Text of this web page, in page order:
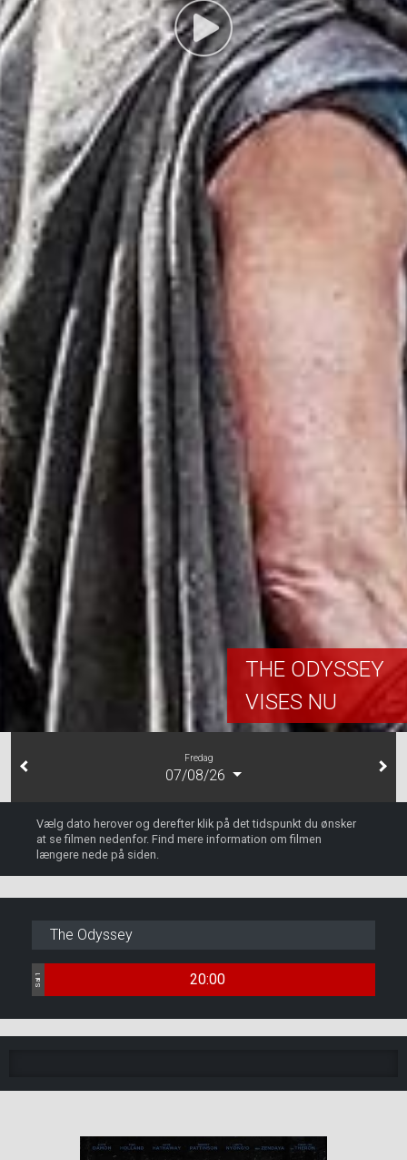
THE ODYSSEY
VISES NU
Fredag
07/08/26
Vælg dato herover og derefter klik på det tidspunkt du ønsker
at se filmen nedenfor. Find mere information om filmen
længere nede på siden.
The Odyssey
Sal 1 20:00